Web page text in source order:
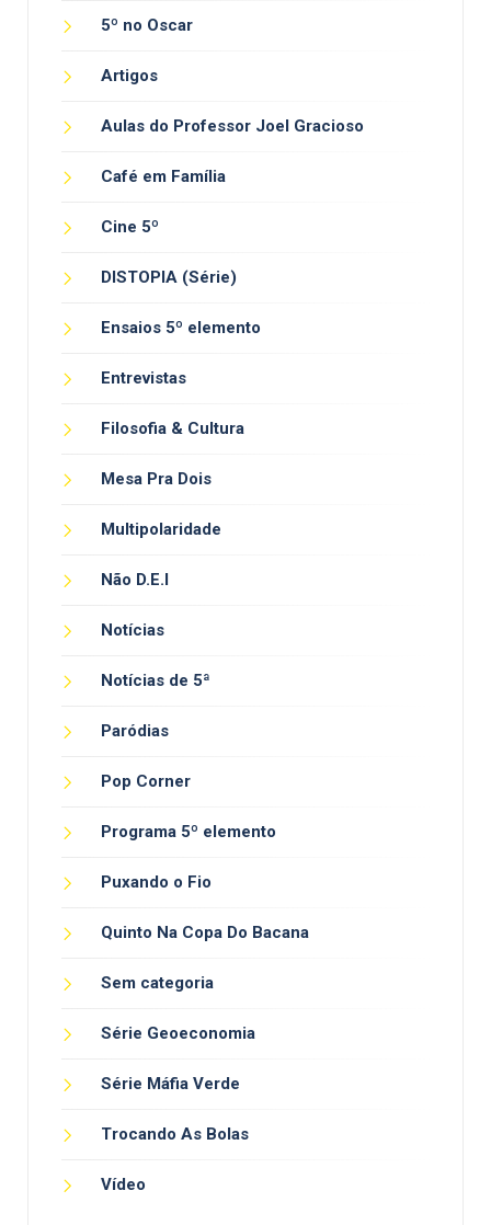
5º no Oscar
Artigos
Aulas do Professor Joel Gracioso
Café em Família
Cine 5º
DISTOPIA (Série)
Ensaios 5º elemento
Entrevistas
Filosofia & Cultura
Mesa Pra Dois
Multipolaridade
Não D.E.I
Notícias
Notícias de 5ª
Paródias
Pop Corner
Programa 5º elemento
Puxando o Fio
Quinto Na Copa Do Bacana
Sem categoria
Série Geoeconomia
Série Máfia Verde
Trocando As Bolas
Vídeo